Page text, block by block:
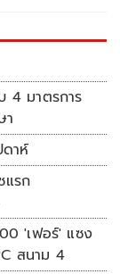
4 มาตรการ
า
าห์
แรก
'เฟอร์' แซง
สนาม 4